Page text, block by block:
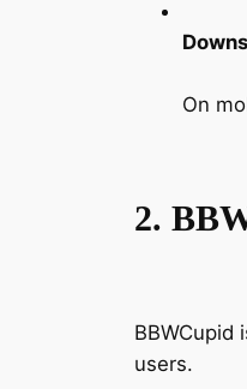
On
2.
BBWCupid
users.